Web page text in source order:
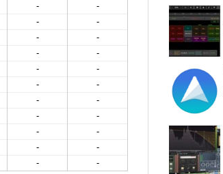
-
-
-
-
-
-
-
-
-
-
-
-
-
-
-
-
-
-
-
-
- -